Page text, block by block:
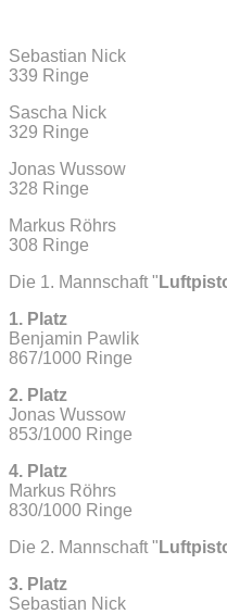
Sebastian Nick
339 Ringe
Sascha Nick
329 Ringe
Jonas Wussow
328 Ringe
Markus Röhrs
308 Ringe
Die 1. Mannschaft "
1. Platz
Benjamin Pawlik
867/1000 Ringe
2. Platz
Jonas Wussow
853/1000 Ringe
4. Platz
Markus Röhrs
830/1000 Ringe
Die 2. Mannschaft "
3. Platz
Sebastian Nick